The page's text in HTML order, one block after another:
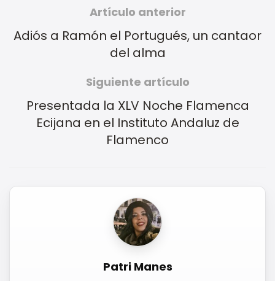
Artículo anterior
Adiós a Ramón el Portugués, un cantaor
del alma
Siguiente artículo
Presentada la XLV Noche Flamenca
Ecijana en el Instituto Andaluz de
Flamenco
Patri Manes